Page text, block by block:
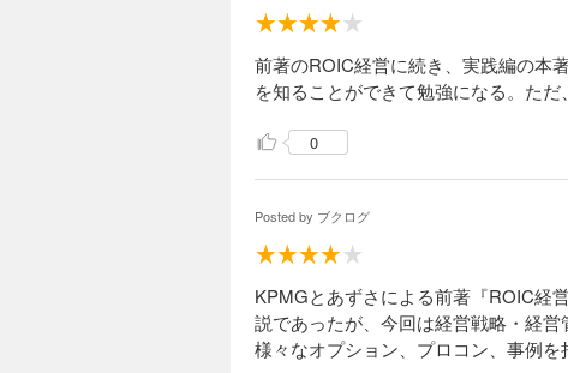
前著のROIC経営に続き、実践編の本
を知ることができて勉強になる。た
0
Posted by ブクログ
KPMGとあずさによる前著『ROIC経
説であったが、今回は経営戦略・経
様々なオプション、プロコン、事例を